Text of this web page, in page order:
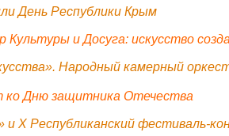
День Республики Крым
и Досуга: искусство
Народный камерный
ко Дню защитника Отечества
X Республиканский фестиваль-